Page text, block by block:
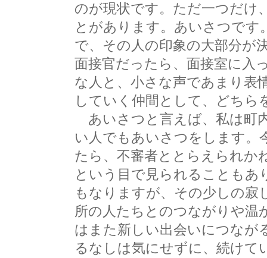
のが現状です。ただ一つだけ
とがあります。あいさつです
で、その人の印象の大部分が
面接官だったら、面接室に入
な人と、小さな声であまり表
していく仲間として、どち
あいさつと言えば、私は町
い人でもあいさつをします。
たら、不審者ととらえられか
という目で見られることもあ
もなりますが、その少しの
所の人たちとのつながりや温
はまた新しい出会いにつなが
るなしは気にせずに、続けて